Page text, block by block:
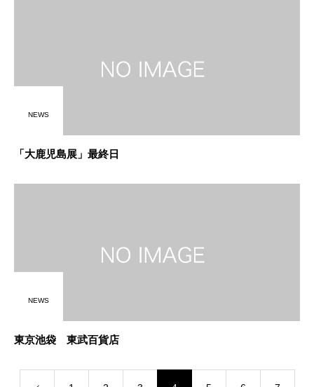
NEWS
「大鹿児島展」最終日
NEWS
東京池袋 東武百貨店